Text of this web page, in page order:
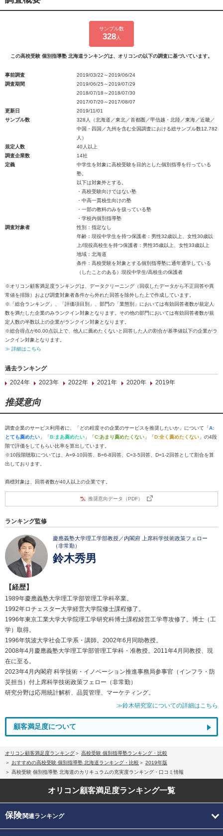
サンプル数
328人
この高校受験 個別指導塾 北海道ランキングは、オリコンの以下の調査に基づいています。
事前調査
2019/03/22～2019/06/24
調査期間
2019/06/25～2019/07/29
2018/07/18～2018/07/30
2017/07/20～2017/08/07
更新日
2019/11/01
サンプル数
328人（北海道／東北／首都圏／甲信越・北陸／東海／近畿／
中国・四国／九州を含む全国調査における総サンプル数12,782
人）
規定人数
40人以上
調査企業数
14社
定義
中学生を対象に高校受験を目的とした個別指導を行っている
塾。
以下は対象外とする。
・高校受験向けではない塾
・中高一貫校生向けの塾
・一部の教科のみを扱っている塾
・学校内個別指導塾
調査対象者
性別：指定なし
年齢：現役中学生を持つ保護者：男性32歳以上、女性30歳以
上/現役高校生を持つ保護者：男性35歳以上、女性33歳以上
地域：北海道
条件：高校受験を対象とする個別指導塾に通年通学している
（したことのある）現役中学生/高校生の保護者
※オリコン顧客満足度ランキングは、データクリーニング（回収したデータから不正回答や異
常値を排除）および調査対象者条件から外れた回答を除外した上で作成しています。
※「総合ランキング」、「評価項目別」、部門の「業態別」においては有効回答者数が規定人
数を満たした企業のみランクイン対象となります。その他の部門においては有効回答者数が規
定人数の半数以上の企業がランクイン対象となります。
※総合得点が60.00点以上で、他人に薦めたくないと回答した人の割合が基準値以下の企業がラ
ンクイン対象となります。
≫ 詳細はこちら
過去ランキング
2024年
2023年 2022年 2021年 2020年 2019年
推奨意向
調査企業のサービス利用者に、「どの程度その企業のサービスを推奨したいか」について「A:
とても薦めたい 」「B:まあ薦めたい 」「C:あまり薦めたくない 」「D:全く薦めたくない 」の4段
階で評価をしてもらい比率を算出しています。
※10段階聴取については、A=9-10回答、B=6-8回答、C=3-5回答、D=1-2回答として割合を算
出しております。
商標対象は、回答者数が40人以上の企業です。
推奨意向データ（PDF）
ランキング監修
慶應義塾大学理工学部教授／内閣府 上席科学技術政策フェロー
（非常勤）
鈴木秀男
【経歴】
1989年慶應義塾大学理工学部管理工学科卒業。
1992年ロチェスター大学経営大学院修士課程修了。
1996年東京工業大学大学院理工学研究科博士課程経営工学専攻修了。博士（工
学）取得。
1996年筑波大学社会工学系・講師。2002年6月同助教授。
2008年4月慶應義塾大学理工学部管理工学科・准教授。2011年4月同教授、現
在に至る。
2023年4月内閣府 科学技術・イノベーション推進事務局参事官（インフラ・防
災担当）付上席科学技術政策フェロー（非常勤）
研究分野は応用統計解析、品質管理、マーケティング。
≫鈴木研究室についての詳細はこちら
顧客満足度について
オリコン顧客満足度ランキング
高校受験 個別指導塾ランキング・比較
おすすめの高校受験 個別指導塾 北海道ランキング・比較
2019年版
高校受験 個別指導塾 北海道のカリキュラムの充実度ランキング・口コミ情報
オリコン顧客満足度ランキング一覧
保険関連ランキング